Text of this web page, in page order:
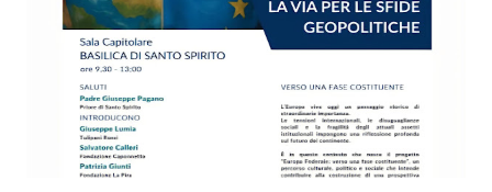
molto critici, come quello ben documentato di Draghi. Lo
stesso piglio critico lo ritroviamo in diversi interventi di
Romano Prodi e di altri leader e intellettuali sinceramente
europeisti. Ma a ben ve...